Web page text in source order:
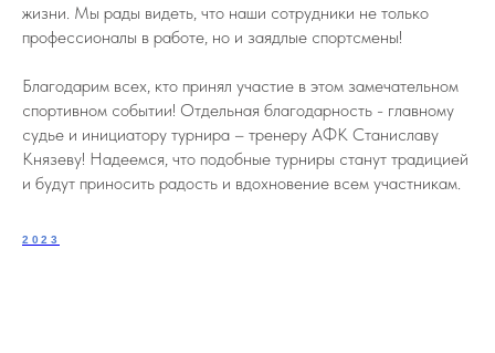
жизни. Мы рады видеть, что наши сотрудники не только
профессионалы в работе, но и заядлые спортсмены!
Благодарим всех, кто принял участие в этом замечательном
спортивном событии! Отдельная благодарность - главному
судье и инициатору турнира – тренеру АФК Станиславу
Князеву! Надеемся, что подобные турниры станут традицией
и будут приносить радость и вдохновение всем участникам.
2023